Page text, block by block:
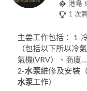
港島
1 次
主要工作包括： 1-
（包括以下所以冷
氣機(VRV）、商廈...
2-水泵維修及安裝
水泵工作）